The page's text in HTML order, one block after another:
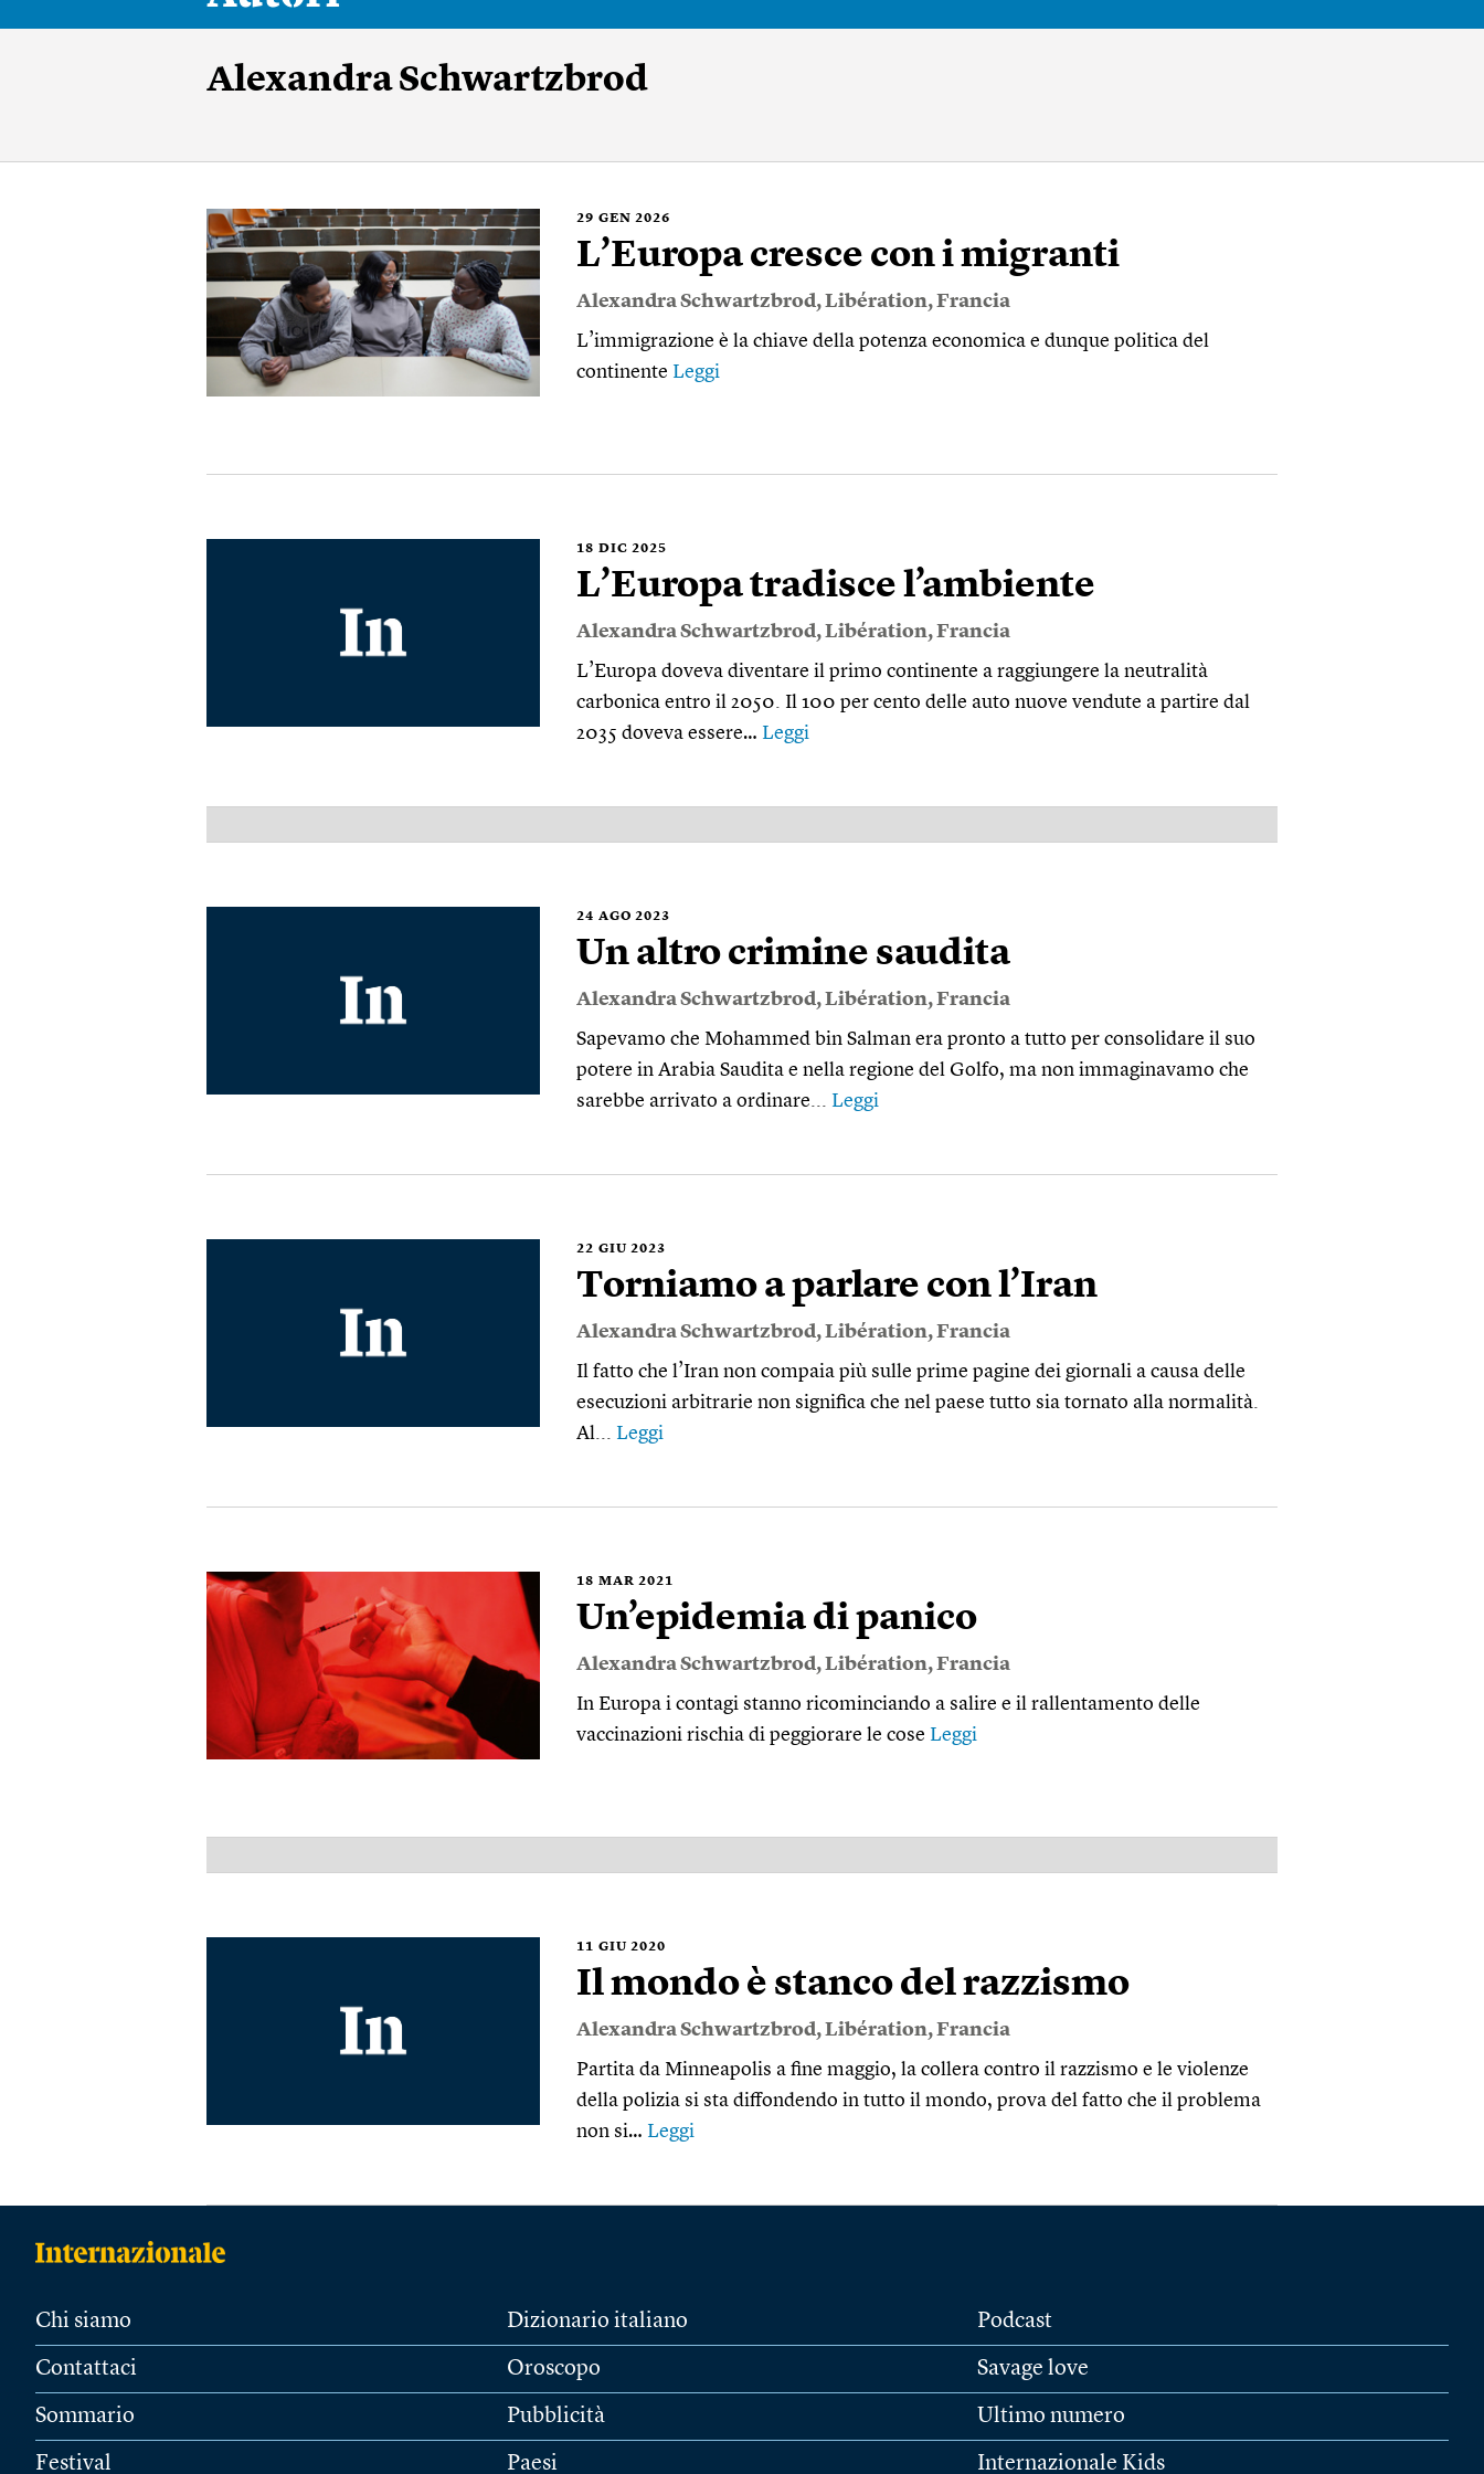
Alexandra Schwartzbrod
29 GEN 2026
L’Europa cresce con i migranti
Alexandra Schwartzbrod,Libération,Francia
L’immigrazione è la chiave della potenza economica e dunque politica del
continente Leggi
18 DIC 2025
L’Europa tradisce l’ambiente
Alexandra Schwartzbrod,Libération,Francia
L’Europa doveva diventare il primo continente a raggiungere la neutralità
carbonica entro il 2050. Il 100 per cento delle auto nuove vendute a partire dal
2035 doveva essere… Leggi
24 AGO 2023
Un altro crimine saudita
Alexandra Schwartzbrod,Libération,Francia
Sapevamo che Mohammed bin Salman era pronto a tutto per consolidare il suo
potere in Arabia Saudita e nella regione del Golfo, ma non immaginavamo che
sarebbe arrivato a ordinare... Leggi
22 GIU 2023
Torniamo a parlare con l’Iran
Alexandra Schwartzbrod,Libération,Francia
Il fatto che l’Iran non compaia più sulle prime pagine dei giornali a causa delle
esecuzioni arbitrarie non significa che nel paese tutto sia tornato alla normalità.
Al... Leggi
18 MAR 2021
Un’epidemia di panico
Alexandra Schwartzbrod,Libération,Francia
In Europa i contagi stanno ricominciando a salire e il rallentamento delle
vaccinazioni rischia di peggiorare le cose Leggi
11 GIU 2020
Il mondo è stanco del razzismo
Alexandra Schwartzbrod,Libération,Francia
Partita da Minneapolis a fine maggio, la collera contro il razzismo e le violenze
della polizia si sta diffondendo in tutto il mondo, prova del fatto che il problema
non si… Leggi
Chi siamo
Contattaci
Sommario
Festival
Dizionario italiano
Oroscopo
Pubblicità
Paesi
Podcast
Savage love
Ultimo numero
Internazionale Kids